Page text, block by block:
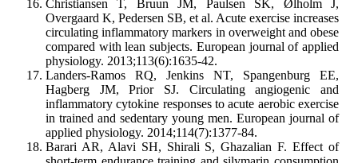
Christiansen T, Bruun JM, Paulsen SK, Ølholm J,
Overgaard K, Pedersen SB, et al. Acute exercise increases
circulating inflammatory markers in overweight and obese
compared with lean subjects. European journal of applied
physiology. 2013;113(6):1635-42.
Landers-Ramos RQ, Jenkins NT, Spangenburg EE,
Hagberg JM, Prior SJ. Circulating angiogenic and
inflammatory cytokine responses to acute aerobic exercise
in trained and sedentary young men. European journal of
applied physiology. 2014;114(7):1377-84.
Barari AR, Alavi SH, Shirali S, Ghazalian F. Effect of